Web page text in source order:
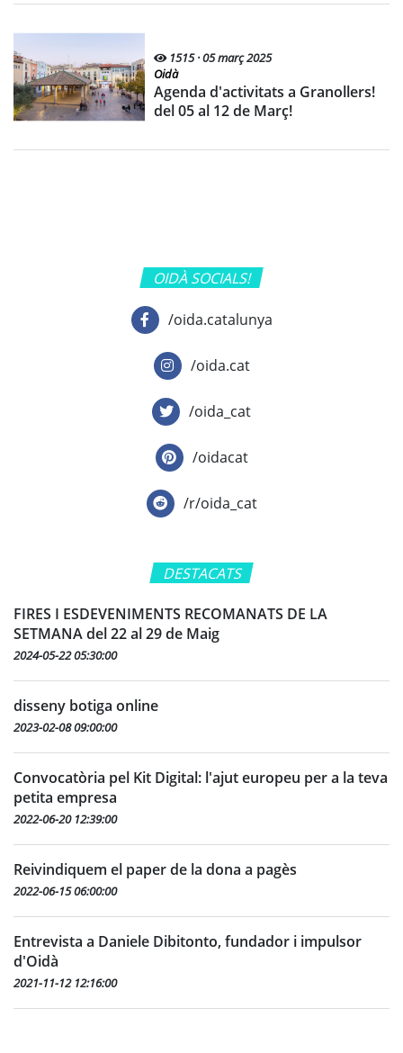
1515 · 05 març 2025
Oidà
Agenda d'activitats a Granollers!
del 05 al 12 de Març!
OIDÀ SOCIALS!
/oida.catalunya
/oida.cat
/oida_cat
/oidacat
/r/oida_cat
DESTACATS
FIRES I ESDEVENIMENTS RECOMANATS DE LA
SETMANA del 22 al 29 de Maig
2024-05-22 05:30:00
disseny botiga online
2023-02-08 09:00:00
Convocatòria pel Kit Digital: l'ajut europeu per a la teva
petita empresa
2022-06-20 12:39:00
Reivindiquem el paper de la dona a pagès
2022-06-15 06:00:00
Entrevista a Daniele Dibitonto, fundador i impulsor
d'Oidà
2021-11-12 12:16:00